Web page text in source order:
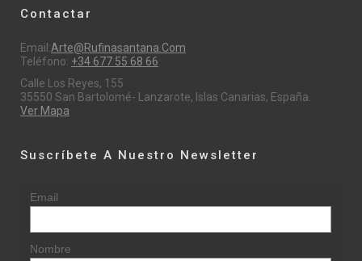
Contactar
Email:Arte@rufinasantana.com
Teléfono: +34 677 55 68 66
Calle Los Reyes, 155
35550 San Bartolomé- Lanzarote, Islas Canarias, España.
Ver Mapa
Suscríbete A Nuestro Newsletter
Email
Nombre